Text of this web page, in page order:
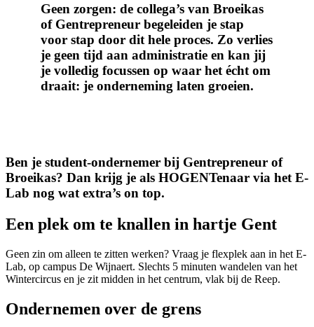
Geen zorgen: de collega’s van Broeikas
of Gentrepreneur begeleiden je stap
voor stap door dit hele proces. Zo verlies
je geen tijd aan administratie en kan jij
je volledig focussen op waar het écht om
draait: je onderneming laten groeien.
Ben je student-ondernemer bij Gentrepreneur of
Broeikas? Dan krijg je als HOGENTenaar via het E-
Lab nog wat extra’s on top.
Een plek om te knallen in hartje Gent
Geen zin om alleen te zitten werken? Vraag je flexplek aan in het E-
Lab, op campus De Wijnaert. Slechts 5 minuten wandelen van het
Wintercircus en je zit midden in het centrum, vlak bij de Reep.
Ondernemen over de grens